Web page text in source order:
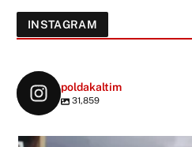
INSTAGRAM
poldakaltim
31,859